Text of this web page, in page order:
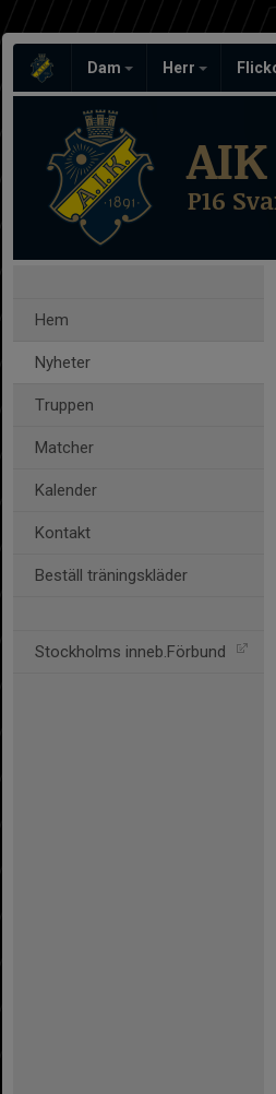
Dam Herr
P16
Hem
Nyheter
Truppen
Matcher
Kalender
Kontakt
Beställ träningskläder
Stockholms inneb.Förbund